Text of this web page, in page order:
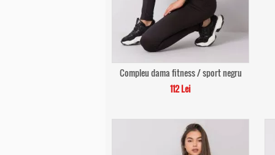
Compleu dama fitness / sport negru
112 Lei